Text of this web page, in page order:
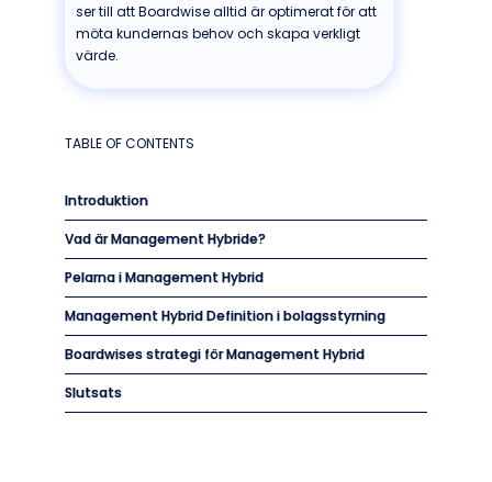
ser till att Boardwise alltid är optimerat för att
möta kundernas behov och skapa verkligt
värde.
TABLE OF CONTENTS
Introduktion
Vad är Management Hybride?
Pelarna i Management Hybrid
Management Hybrid Definition i bolagsstyrning
Boardwises strategi för Management Hybrid
Slutsats